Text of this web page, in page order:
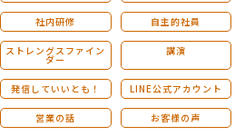
社内研修 自主的社員
ストレングスファイン
ダー
講演
発信していいとも！ LINE公式アカウント
営業の話 お客様の声